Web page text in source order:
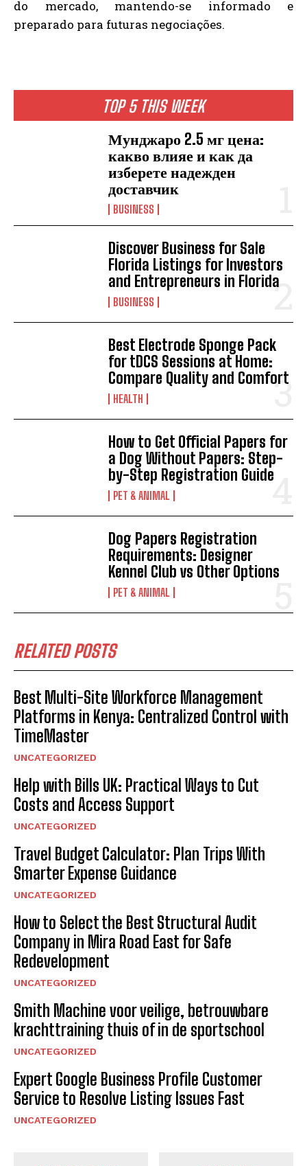
TOP 5 THIS WEEK
Мунджаро 2.5 мг цена:
какво влияе и как да
изберете надежден
доставчик
BUSINESS
Discover Business for Sale
Florida Listings for Investors
and Entrepreneurs in Florida
BUSINESS
Best Electrode Sponge Pack
for tDCS Sessions at Home:
Compare Quality and Comfort
HEALTH
How to Get Official Papers for
a Dog Without Papers: Step-
by-Step Registration Guide
PET & ANIMAL
Dog Papers Registration
Requirements: Designer
Kennel Club vs Other Options
PET & ANIMAL
RELATED POSTS
Best Multi-Site Workforce Management
Platforms in Kenya: Centralized Control with
TimeMaster
UNCATEGORIZED
Help with Bills UK: Practical Ways to Cut
Costs and Access Support
UNCATEGORIZED
Travel Budget Calculator: Plan Trips With
Smarter Expense Guidance
UNCATEGORIZED
How to Select the Best Structural Audit
Company in Mira Road East for Safe
Redevelopment
UNCATEGORIZED
Smith Machine voor veilige, betrouwbare
krachttraining thuis of in de sportschool
UNCATEGORIZED
Expert Google Business Profile Customer
Service to Resolve Listing Issues Fast
UNCATEGORIZED
do mercado, mantendo-se informado e
preparado para futuras negociações.